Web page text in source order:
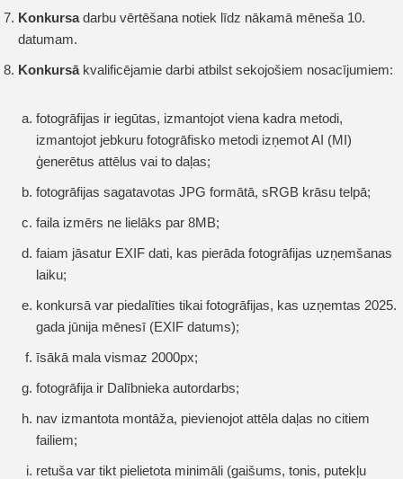
Konkursadarbu vērtēšana notiek līdz nākamā mēneša 10.
datumam.
Konkursākvalificējamie darbi atbilst sekojošiem nosacījumiem:
fotogrāfijas ir iegūtas, izmantojot viena kadra metodi,
izmantojot jebkuru fotogrāfisko metodi izņemot AI (MI)
ģenerētus attēlus vai to daļas;
fotogrāfijas sagatavotas JPG formātā, sRGB krāsu telpā;
faila izmērs ne lielāks par 8MB;
faiam jāsatur EXIF dati, kas pierāda fotogrāfijas uzņemšanas
laiku;
konkursā var piedalīties tikai fotogrāfijas, kas uzņemtas 2025.
gada jūnija mēnesī (EXIF datums);
īsākā mala vismaz 2000px;
fotogrāfija ir Dalībnieka autordarbs;
nav izmantota montāža, pievienojot attēla daļas no citiem
failiem;
retuša var tikt pielietota minimāli (gaišums, tonis, putekļu